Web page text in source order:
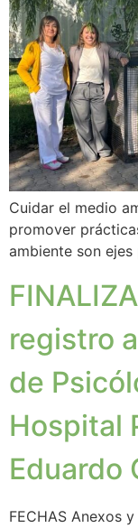
Cuidar el medio
promover
ambiente son
registro
de
Hospital
Eduardo
FECHAS Anexos